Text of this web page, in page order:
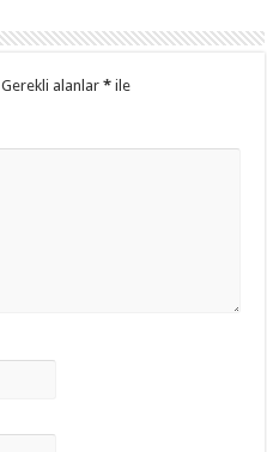
Gerekli alanlar* ile